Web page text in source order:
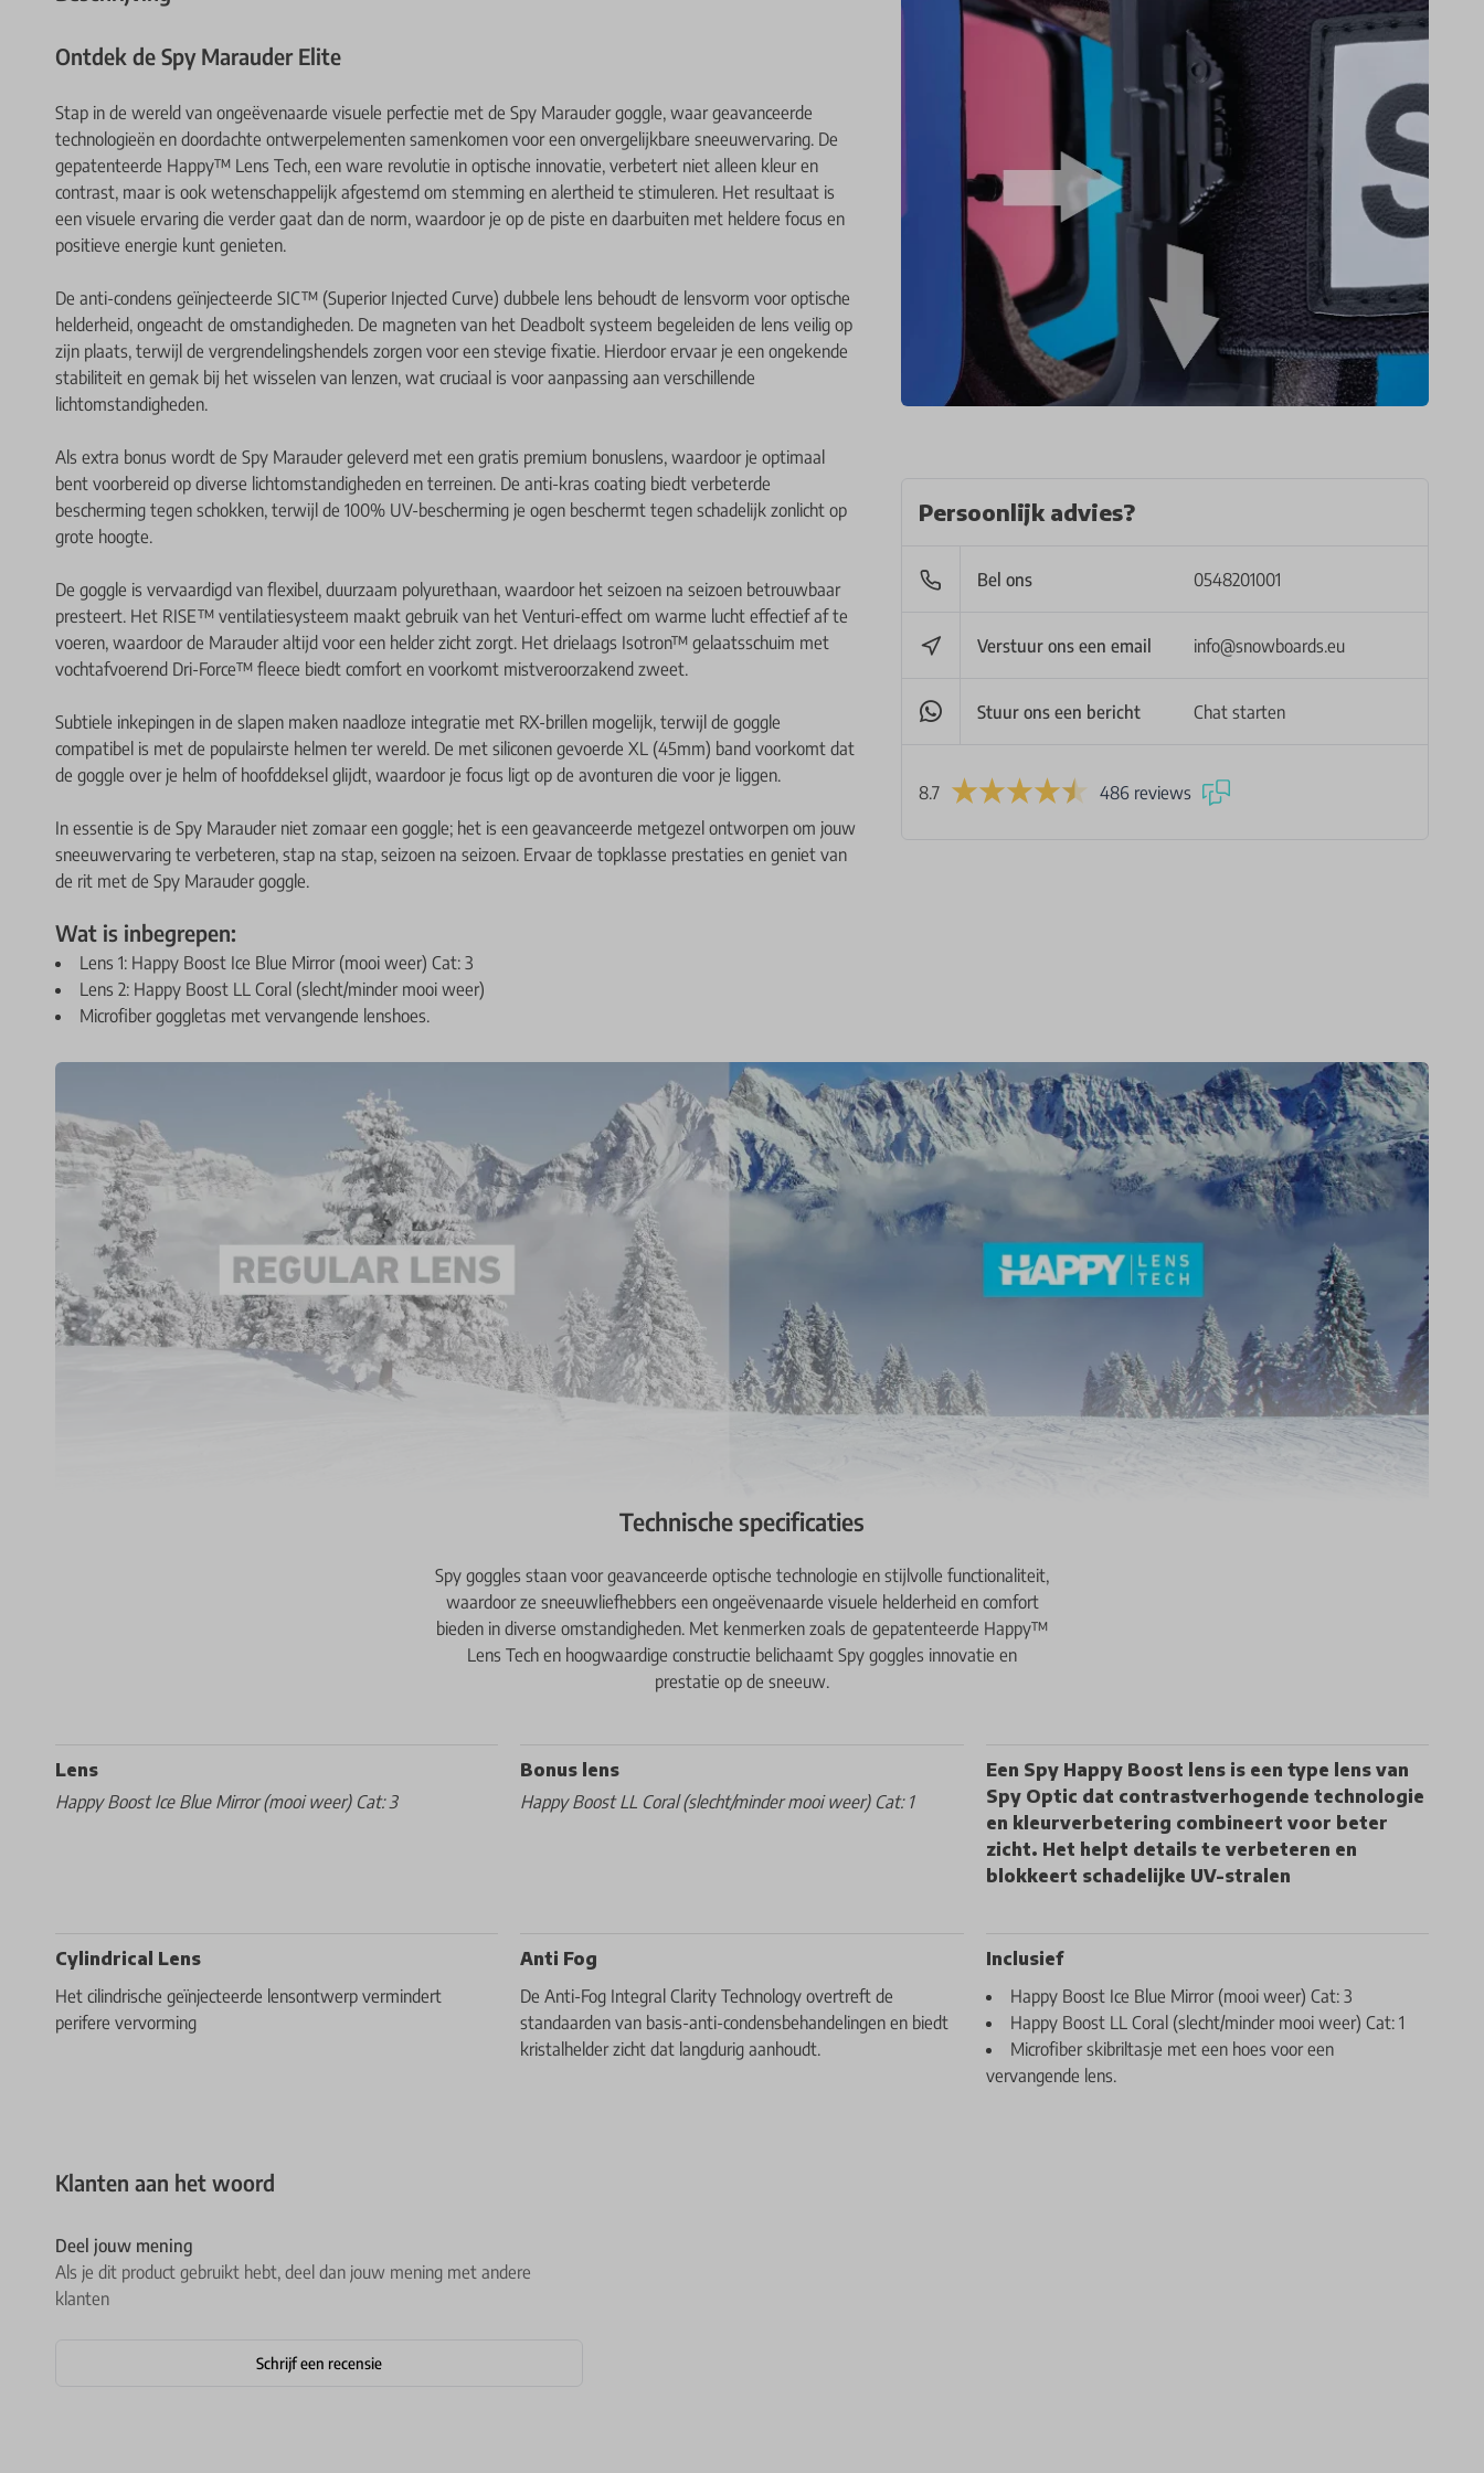
Ontdek de Spy Marauder Elite
Stap in de wereld van ongeëvenaarde visuele perfectie met de Spy Marauder goggle, waar geavanceerde
technologieën en doordachte ontwerpelementen samenkomen voor een onvergelijkbare sneeuwervaring. De
gepatenteerde Happy™ Lens Tech, een ware revolutie in optische innovatie, verbetert niet alleen kleur en
contrast, maar is ook wetenschappelijk afgestemd om stemming en alertheid te stimuleren. Het resultaat is
een visuele ervaring die verder gaat dan de norm, waardoor je op de piste en daarbuiten met heldere focus en
positieve energie kunt genieten.
De anti-condens geïnjecteerde SIC™ (Superior Injected Curve) dubbele lens behoudt de lensvorm voor optische
helderheid, ongeacht de omstandigheden. De magneten van het Deadbolt systeem begeleiden de lens veilig op
zijn plaats, terwijl de vergrendelingshendels zorgen voor een stevige fixatie. Hierdoor ervaar je een ongekende
stabiliteit en gemak bij het wisselen van lenzen, wat cruciaal is voor aanpassing aan verschillende
lichtomstandigheden.
Als extra bonus wordt de Spy Marauder geleverd met een gratis premium bonuslens, waardoor je optimaal
bent voorbereid op diverse lichtomstandigheden en terreinen. De anti-kras coating biedt verbeterde
bescherming tegen schokken, terwijl de 100% UV-bescherming je ogen beschermt tegen schadelijk zonlicht op
grote hoogte.
De goggle is vervaardigd van flexibel, duurzaam polyurethaan, waardoor het seizoen na seizoen betrouwbaar
presteert. Het RISE™ ventilatiesysteem maakt gebruik van het Venturi-effect om warme lucht effectief af te
voeren, waardoor de Marauder altijd voor een helder zicht zorgt. Het drielaags Isotron™ gelaatsschuim met
vochtafvoerend Dri-Force™ fleece biedt comfort en voorkomt mistveroorzakend zweet.
Subtiele inkepingen in de slapen maken naadloze integratie met RX-brillen mogelijk, terwijl de goggle
compatibel is met de populairste helmen ter wereld. De met siliconen gevoerde XL (45mm) band voorkomt dat
de goggle over je helm of hoofddeksel glijdt, waardoor je focus ligt op de avonturen die voor je liggen.
In essentie is de Spy Marauder niet zomaar een goggle; het is een geavanceerde metgezel ontworpen om jouw
sneeuwervaring te verbeteren, stap na stap, seizoen na seizoen. Ervaar de topklasse prestaties en geniet van
de rit met de Spy Marauder goggle.
Wat is inbegrepen:
Lens 1: Happy Boost Ice Blue Mirror (mooi weer) Cat: 3
Lens 2: Happy Boost LL Coral (slecht/minder mooi weer)
Microfiber goggletas met vervangende lenshoes.
Persoonlijk advies?
Bel ons 0548201001
Verstuur ons een email info@snowboards.eu
Stuur ons een bericht Chat starten
8.7 486 reviews
Technische specificaties
Spy goggles staan voor geavanceerde optische technologie en stijlvolle functionaliteit,
waardoor ze sneeuwliefhebbers een ongeëvenaarde visuele helderheid en comfort
bieden in diverse omstandigheden. Met kenmerken zoals de gepatenteerde Happy™
Lens Tech en hoogwaardige constructie belichaamt Spy goggles innovatie en
prestatie op de sneeuw.
Lens
Happy Boost Ice Blue Mirror (mooi weer) Cat: 3
Bonus lens
Happy Boost LL Coral (slecht/minder mooi weer) Cat: 1
Een Spy Happy Boost lens is een type lens van
Spy Optic dat contrastverhogende technologie
en kleurverbetering combineert voor beter
zicht. Het helpt details te verbeteren en
blokkeert schadelijke UV-stralen
Cylindrical Lens
Het cilindrische geïnjecteerde lensontwerp vermindert
perifere vervorming
Anti Fog
De Anti-Fog Integral Clarity Technology overtreft de
standaarden van basis-anti-condensbehandelingen en biedt
kristalhelder zicht dat langdurig aanhoudt.
Inclusief
Happy Boost Ice Blue Mirror (mooi weer) Cat: 3
Happy Boost LL Coral (slecht/minder mooi weer) Cat: 1
Microfiber skibriltasje met een hoes voor een
vervangende lens.
Klanten aan het woord
Deel jouw mening
Als je dit product gebruikt hebt, deel dan jouw mening met andere
klanten
Schrijf een recensie